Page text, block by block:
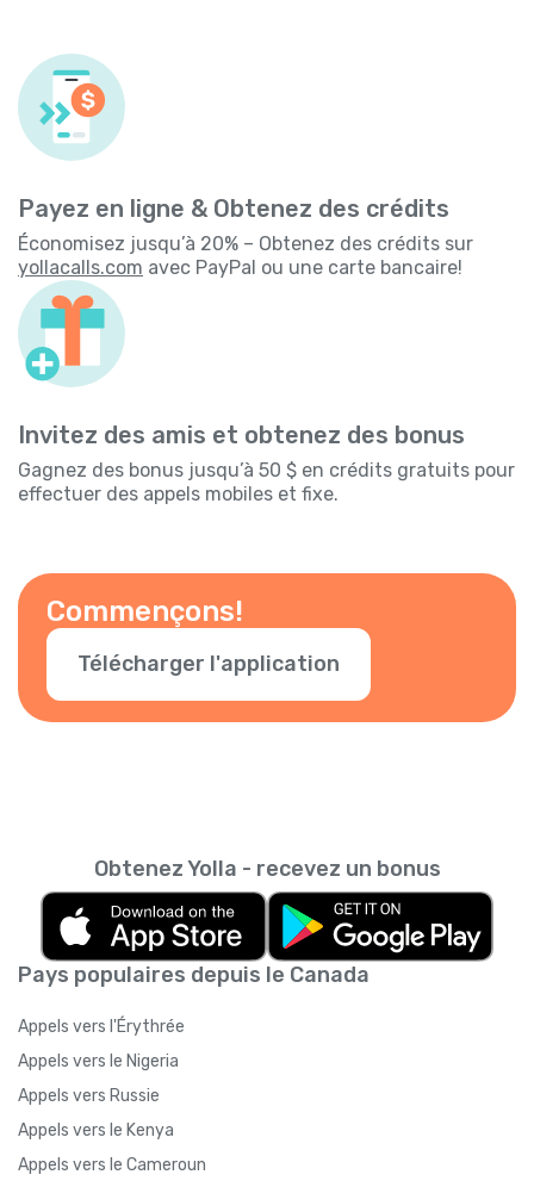
Payez en ligne & Obtenez des crédits
Économisez jusqu’à 20% – Obtenez des crédits sur
yollacalls.com avec PayPal ou une carte bancaire!
Invitez des amis et obtenez des bonus
Gagnez des bonus jusqu’à 50 $ en crédits gratuits pour
effectuer des appels mobiles et fixe.
Commençons!
Télécharger l'application
Pays populaires depuis le Canada
Appels vers l'Érythrée
Appels vers le Nigeria
Appels vers Russie
Appels vers le Kenya
Appels vers le Cameroun
Obtenez Yolla - recevez un bonus